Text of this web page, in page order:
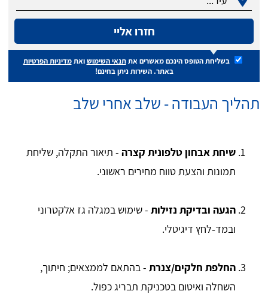
חזרו אליי
בשליחת הטופס הינכם מאשרים אתתנאי השימושואתמדיניות הפרטיות
באתר. השירות ניתן בחינם!
תהליך העבודה - שלב אחרי שלב
שיחת אבחון טלפונית קצרה - תיאור התקלה, שליחת
תמונות והצעת טווח מחירים ראשוני.
הגעה ובדיקת נזילות - שימוש במגלה גז אלקטרוני
ובמד‑לחץ דיגיטלי.
החלפת חלקים/צנרת - בהתאם לממצאים; חיתוך,
השחלה ואיטום בטכניקת תבריג כפול.